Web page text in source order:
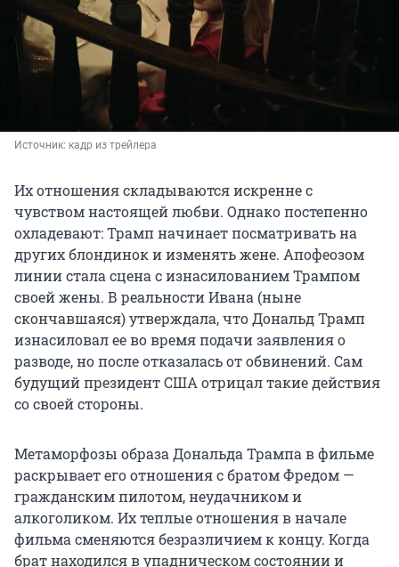
Источник: кадр из трейлера
Их отношения складываются искренне с
чувством настоящей любви. Однако постепенно
охладевают: Трамп начинает посматривать на
других блондинок и изменять жене. Апофеозом
линии стала сцена с изнасилованием Трампом
своей жены. В реальности Ивана (ныне
скончавшаяся) утверждала, что Дональд Трамп
изнасиловал ее во время подачи заявления о
разводе, но после отказалась от обвинений. Сам
будущий президент США отрицал такие действия
со своей стороны.
Метаморфозы образа Дональда Трампа в фильме
раскрывает его отношения с братом Фредом —
гражданским пилотом, неудачником и
алкоголиком. Их теплые отношения в начале
фильма сменяются безразличием к концу. Когда
брат находился в упадническом состоянии и